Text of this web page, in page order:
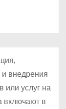
внедрения
или услуг на
включают в